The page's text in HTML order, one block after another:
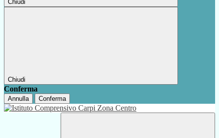
Chiudi
Chiudi
Conferma
Annulla Conferma